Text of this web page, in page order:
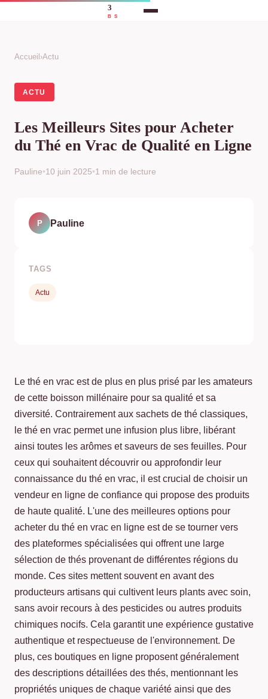
Accueil ›Actu
ACTU
Les Meilleurs Sites pour Acheter
du Thé en Vrac de Qualité en Ligne
Pauline•10 juin 2025•1 min de lecture
Le thé en vrac est de plus en plus prisé par les amateurs
de cette boisson millénaire pour sa qualité et sa
diversité. Contrairement aux sachets de thé classiques,
le thé en vrac permet une infusion plus libre, libérant
ainsi toutes les arômes et saveurs de ses feuilles. Pour
ceux qui souhaitent découvrir ou approfondir leur
connaissance du thé en vrac, il est crucial de choisir un
vendeur en ligne de confiance qui propose des produits
de haute qualité. L'une des meilleures options pour
acheter du thé en vrac en ligne est de se tourner vers
des plateformes spécialisées qui offrent une large
sélection de thés provenant de différentes régions du
monde. Ces sites mettent souvent en avant des
producteurs artisans qui cultivent leurs plants avec soin,
sans avoir recours à des pesticides ou autres produits
chimiques nocifs. Cela garantit une expérience gustative
authentique et respectueuse de l'environnement. De
plus, ces boutiques en ligne proposent généralement
des descriptions détaillées des thés, mentionnant les
propriétés uniques de chaque variété ainsi que des
P Pauline
TAGS
Actu